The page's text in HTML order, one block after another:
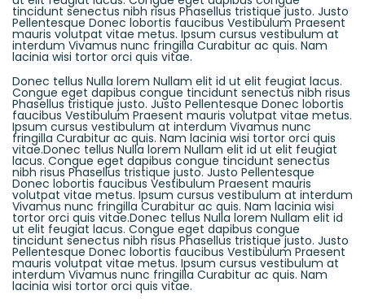
tincidunt senectus nibh risus Phasellus tristique justo. Justo
Pellentesque Donec lobortis faucibus Vestibulum Praesent
mauris volutpat vitae metus. Ipsum cursus vestibulum at
interdum Vivamus nunc fringilla Curabitur ac quis. Nam
lacinia wisi tortor orci quis vitae.
Donec tellus Nulla lorem Nullam elit id ut elit feugiat lacus.
Congue eget dapibus congue tincidunt senectus nibh risus
Phasellus tristique justo. Justo Pellentesque Donec lobortis
faucibus Vestibulum Praesent mauris volutpat vitae metus.
Ipsum cursus vestibulum at interdum Vivamus nunc
fringilla Curabitur ac quis. Nam lacinia wisi tortor orci quis
vitae.Donec tellus Nulla lorem Nullam elit id ut elit feugiat
lacus. Congue eget dapibus congue tincidunt senectus
nibh risus Phasellus tristique justo. Justo Pellentesque
Donec lobortis faucibus Vestibulum Praesent mauris
volutpat vitae metus. Ipsum cursus vestibulum at interdum
Vivamus nunc fringilla Curabitur ac quis. Nam lacinia wisi
tortor orci quis vitae.Donec tellus Nulla lorem Nullam elit id
ut elit feugiat lacus. Congue eget dapibus congue
tincidunt senectus nibh risus Phasellus tristique justo. Justo
Pellentesque Donec lobortis faucibus Vestibulum Praesent
mauris volutpat vitae metus. Ipsum cursus vestibulum at
interdum Vivamus nunc fringilla Curabitur ac quis. Nam
lacinia wisi tortor orci quis vitae.